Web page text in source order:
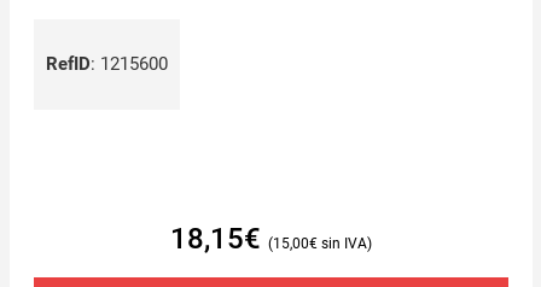
RefID: 1215600
18,15€ 15,00€